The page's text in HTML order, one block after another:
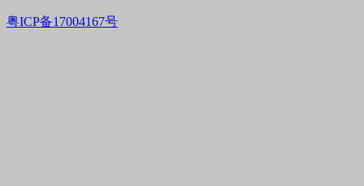
粤ICP备17004167号